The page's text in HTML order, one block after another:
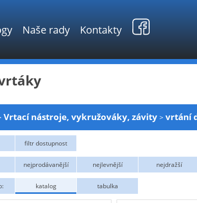
Naše rady Kontakty
Vrtací nástroje, vykružováky, závity > vrtání
filtr dostupnost
nejprodávanější nejlevnější nejdražší
katalog tabulka